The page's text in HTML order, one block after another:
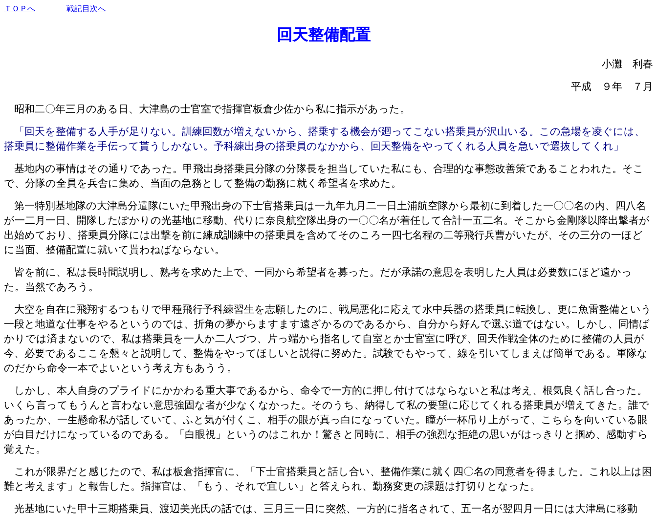
ＴＯＰへ 戦記目次へ
回天整備配置
小灘 利春
平成 ９年 ７月
昭和二〇年三月のある日、大津島の士官室で指揮官板倉少佐から私に指示があった。
「回天を整備する人手が足りない。訓練回数が増えないから、搭乗する機会が廻ってこない搭乗員が沢山いる。この急場を凌ぐには、
搭乗員に整備作業を手伝って貰うしかない。予科練出身の搭乗員のなかから、回天整備をやってくれる人員を急いで選抜してくれ」
基地内の事情はその通りであった。甲飛出身搭乗員分隊の分隊長を担当していた私にも、合理的な事態改善策であることわれた。そこ
で、分隊の全員を兵舎に集め、当面の急務として整備の勤務に就く希望者を求めた。
第一特別基地隊の大津島分遣隊にいた甲飛出身の下士官搭乗員は一九年九月二一日土浦航空隊から最初に到着した一〇〇名の内、四八名
が一二月一日、開隊したぽかりの光基地に移動、代りに奈良航空隊出身の一〇〇名が着任して合計一五二名。そこから金剛隊以降出撃者が
出始めており、搭乗員分隊には出撃を前に練成訓練中の搭乗員を含めてそのころ一四七名程の二等飛行兵曹がいたが、その三分の一ほど
に当面、整備配置に就いて貰わねばならない。
皆を前に、私は長時間説明し、熟考を求めた上で、一同から希望者を募った。だが承諾の意思を表明した人員は必要数にほど遠かっ
た。当然であろう。
大空を自在に飛翔するつもりで甲種飛行予科練習生を志願したのに、戦局悪化に応えて水中兵器の搭乗員に転換し、更に魚雷整備という
一段と地道な仕事をやるというのでは、折角の夢からますます遠ざかるのであるから、自分から好んで選ぶ道ではない。しかし、同情ば
かりでは済まないので、私は搭乗員を一人か二人づつ、片っ端から指名して自室とか士官室に呼び、回天作戦全体のために整備の人員が
今、必要であるここを懇々と説明して、整備をやってほしいと説得に努めた。試験でもやって、線を引いてしまえば簡単である。軍隊な
のだから命令一本でよいという考え方もあうう。
しかし、本人自身のプライドにかかわる重大事であるから、命令で一方的に押し付けてはならないと私は考え、根気良く話し合った。
いくら言ってもうんと言わない意思強固な者が少なくなかった。そのうち、納得して私の要望に応じてくれる搭乗員が増えてきた。誰で
あったか、一生懸命私が話していて、ふと気が付くこ、相手の眼が真っ白になっていた。瞳が一杯吊り上がって、こちらを向いている眼
が白目だけになっているのである。「白眼視」というのはこれか！驚きと同時に、相手の強烈な拒絶の思いがはっきりと掴め、感動すら
覚えた。
これが限界だと感じたので、私は板倉指揮官に、「下士官搭乗員と話し合い、整備作業に就く四〇名の同意者を得ました。これ以上は困
難と考えます」と報告した。指揮官は、「もう、それで宜しい」と答えられ、勤務変更の課題は打切りとなった。
光基地にいた甲十三期搭乗員、渡辺美光氏の話では、三月三一日に突然、一方的に指名されて、五一名が翌四月一日には大津島に移動